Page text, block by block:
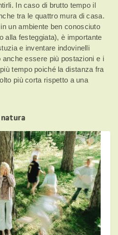
In caso di brutto tempo il
tra le quattro mura di casa.
un ambiente ben conosciuto
alla festeggiata), è importante
e inventare indovinelli
essere più postazioni e i
tempo poiché la distanza fra
più corta rispetto a una